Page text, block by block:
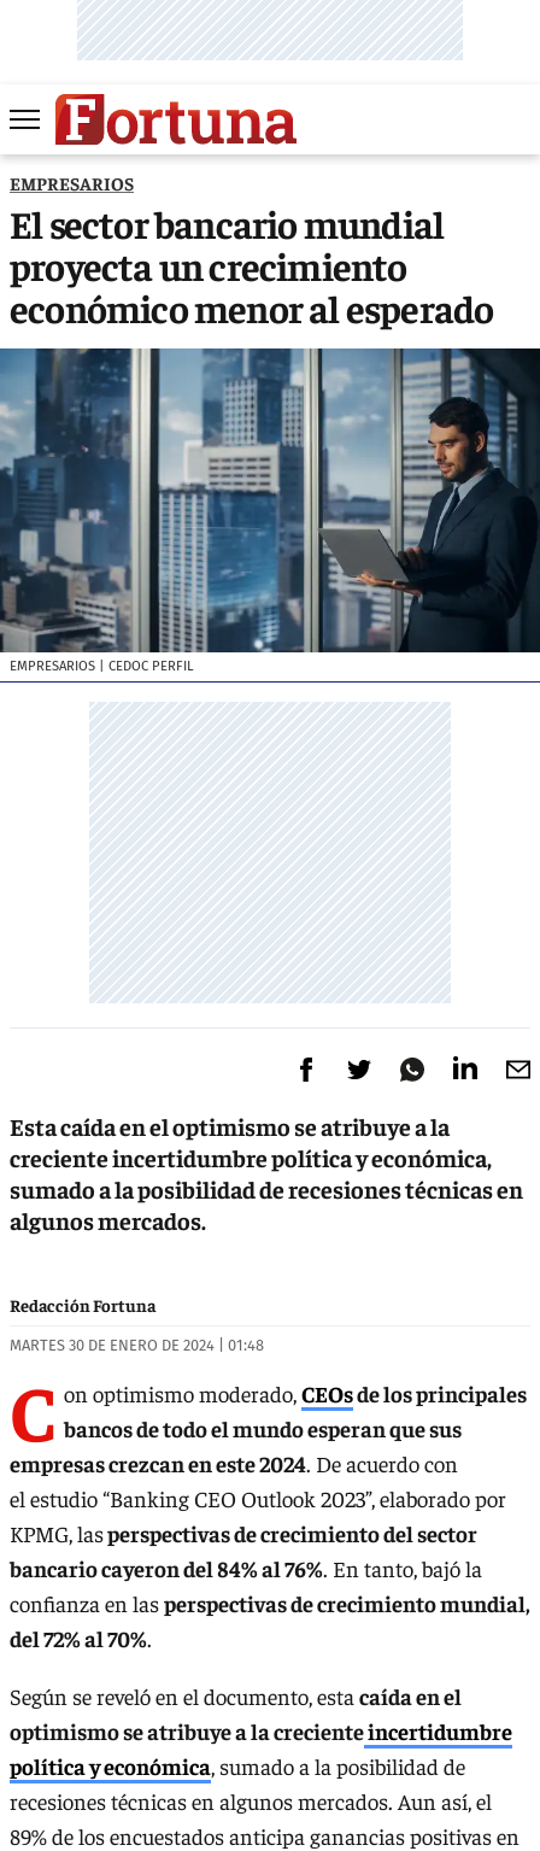
EMPRESARIOS
El sector bancario mundial
proyecta un crecimiento
económico menor al esperado
EMPRESARIOS | CEDOC PERFIL
Esta caída en el optimismo se atribuye a la
creciente incertidumbre política y económica,
sumado a la posibilidad de recesiones técnicas en
algunos mercados.
Redacción Fortuna
MARTES 30 DE ENERO DE 2024 | 01:48
C on optimismo moderado,CEOsde los principales
bancos de todo el mundo esperan que sus
empresas crezcan en este 2024. De acuerdo con
el estudio “Banking CEO Outlook 2023”, elaborado por
KPMG, lasperspectivas de crecimiento del sector
bancario cayeron del 84% al 76%. En tanto, bajó la
confianza en lasperspectivas de crecimiento mundial,
del 72% al 70%.
Según se reveló en el documento, esta caída en el
optimismo se atribuye a la crecienteincertidumbre
política y económica, sumado a la posibilidad de
recesiones técnicas en algunos mercados. Aun así, el
89% de los encuestados anticipa ganancias positivas en